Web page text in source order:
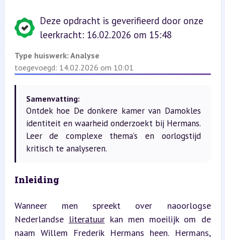
Deze opdracht is geverifieerd door onze
leerkracht: 16.02.2026 om 15:48
Type huiswerk: Analyse
toegevoegd: 14.02.2026 om 10:01
Samenvatting:
Ontdek hoe De donkere kamer van Damokles
identiteit en waarheid onderzoekt bij Hermans.
Leer de complexe thema’s en oorlogstijd
kritisch te analyseren.
Inleiding
Wanneer men spreekt over naoorlogse
Nederlandse literatuur kan men moeilijk om de
naam Willem Frederik Hermans heen. Hermans,